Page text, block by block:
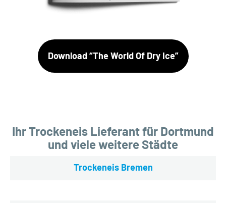
Download “The World Of Dry Ice”
Ihr Trockeneis Lieferant für Dortmund
und viele weitere Städte
Trockeneis Bremen